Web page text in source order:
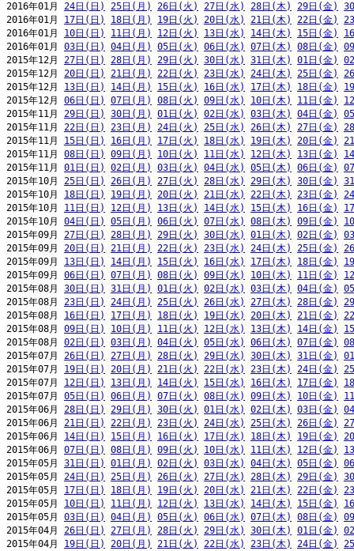
2016年01月 24日(日) 25日(月) 26日(火) 27日(水) 28日(木) 29日(金)
2016年01月 17日(日) 18日(月) 19日(火) 20日(水) 21日(木) 22日(金)
2016年01月 10日(日) 11日(月) 12日(火) 13日(水) 14日(木) 15日(金)
2016年01月 03日(日) 04日(月) 05日(火) 06日(水) 07日(木) 08日(金)
2015年12月 27日(日) 28日(月) 29日(火) 30日(水) 31日(木) 01日(金)
2015年12月 20日(日) 21日(月) 22日(火) 23日(水) 24日(木) 25日(金)
2015年12月 13日(日) 14日(月) 15日(火) 16日(水) 17日(木) 18日(金)
2015年12月 06日(日) 07日(月) 08日(火) 09日(水) 10日(木) 11日(金)
2015年11月 29日(日) 30日(月) 01日(火) 02日(水) 03日(木) 04日(金)
2015年11月 22日(日) 23日(月) 24日(火) 25日(水) 26日(木) 27日(金)
2015年11月 15日(日) 16日(月) 17日(火) 18日(水) 19日(木) 20日(金)
2015年11月 08日(日) 09日(月) 10日(火) 11日(水) 12日(木) 13日(金)
2015年11月 01日(日) 02日(月) 03日(火) 04日(水) 05日(木) 06日(金)
2015年10月 25日(日) 26日(月) 27日(火) 28日(水) 29日(木) 30日(金)
2015年10月 18日(日) 19日(月) 20日(火) 21日(水) 22日(木) 23日(金)
2015年10月 11日(日) 12日(月) 13日(火) 14日(水) 15日(木) 16日(金)
2015年10月 04日(日) 05日(月) 06日(火) 07日(水) 08日(木) 09日(金)
2015年09月 27日(日) 28日(月) 29日(火) 30日(水) 01日(木) 02日(金)
2015年09月 20日(日) 21日(月) 22日(火) 23日(水) 24日(木) 25日(金)
2015年09月 13日(日) 14日(月) 15日(火) 16日(水) 17日(木) 18日(金)
2015年09月 06日(日) 07日(月) 08日(火) 09日(水) 10日(木) 11日(金)
2015年08月 30日(日) 31日(月) 01日(火) 02日(水) 03日(木) 04日(金)
2015年08月 23日(日) 24日(月) 25日(火) 26日(水) 27日(木) 28日(金)
2015年08月 16日(日) 17日(月) 18日(火) 19日(水) 20日(木) 21日(金)
2015年08月 09日(日) 10日(月) 11日(火) 12日(水) 13日(木) 14日(金)
2015年08月 02日(日) 03日(月) 04日(火) 05日(水) 06日(木) 07日(金)
2015年07月 26日(日) 27日(月) 28日(火) 29日(水) 30日(木) 31日(金)
2015年07月 19日(日) 20日(月) 21日(火) 22日(水) 23日(木) 24日(金)
2015年07月 12日(日) 13日(月) 14日(火) 15日(水) 16日(木) 17日(金)
2015年07月 05日(日) 06日(月) 07日(火) 08日(水) 09日(木) 10日(金)
2015年06月 28日(日) 29日(月) 30日(火) 01日(水) 02日(木) 03日(金)
2015年06月 21日(日) 22日(月) 23日(火) 24日(水) 25日(木) 26日(金)
2015年06月 14日(日) 15日(月) 16日(火) 17日(水) 18日(木) 19日(金)
2015年06月 07日(日) 08日(月) 09日(火) 10日(水) 11日(木) 12日(金)
2015年05月 31日(日) 01日(月) 02日(火) 03日(水) 04日(木) 05日(金)
2015年05月 24日(日) 25日(月) 26日(火) 27日(水) 28日(木) 29日(金)
2015年05月 17日(日) 18日(月) 19日(火) 20日(水) 21日(木) 22日(金)
2015年05月 10日(日) 11日(月) 12日(火) 13日(水) 14日(木) 15日(金)
2015年05月 03日(日) 04日(月) 05日(火) 06日(水) 07日(木) 08日(金)
2015年04月 26日(日) 27日(月) 28日(火) 29日(水) 30日(木) 01日(金)
2015年04月 19日(日) 20日(月) 21日(火) 22日(水) 23日(木) 24日(金)